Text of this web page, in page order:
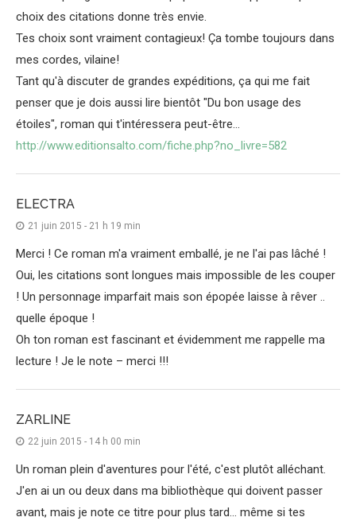
choix des citations donne très envie.
Tes choix sont vraiment contagieux! Ça tombe toujours dans
mes cordes, vilaine!
Tant qu'à discuter de grandes expéditions, ça qui me fait
penser que je dois aussi lire bientôt "Du bon usage des
étoiles", roman qui t'intéressera peut-être…
http://www.editionsalto.com/fiche.php?no_livre=582
ELECTRA
21 juin 2015 - 21 h 19 min
Merci ! Ce roman m'a vraiment emballé, je ne l'ai pas lâché !
Oui, les citations sont longues mais impossible de les couper
! Un personnage imparfait mais son épopée laisse à rêver ..
quelle époque !
Oh ton roman est fascinant et évidemment me rappelle ma
lecture ! Je le note – merci !!!
ZARLINE
22 juin 2015 - 14 h 00 min
Un roman plein d'aventures pour l'été, c'est plutôt alléchant.
J'en ai un ou deux dans ma bibliothèque qui doivent passer
avant, mais je note ce titre pour plus tard… même si tes